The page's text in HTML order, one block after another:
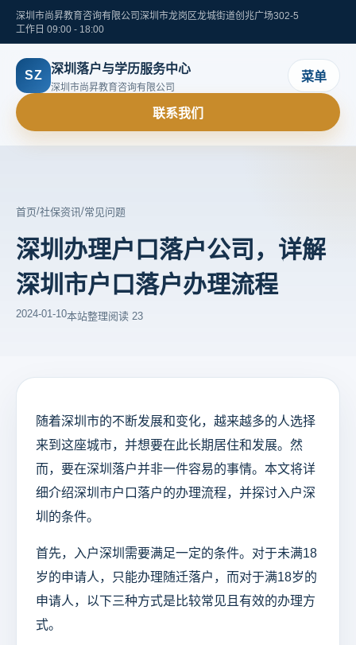
深圳市尚昇教育咨询有限公司 深圳市龙岗区龙城街道创兆广场302-5
工作日 09:00 - 18:00
SZ 深圳落户与学历服务中心
深圳市尚昇教育咨询有限公司
菜单
联系我们
首页/社保资讯/常见问题
深圳办理户口落户公司，详解
深圳市户口落户办理流程
2024-01-10本站整理阅读 23
随着深圳市的不断发展和变化，越来越多的人选择
来到这座城市，并想要在此长期居住和发展。然
而，要在深圳落户并非一件容易的事情。本文将详
细介绍深圳市户口落户的办理流程，并探讨入户深
圳的条件。
首先，入户深圳需要满足一定的条件。对于未满18
岁的申请人，只能办理随迁落户，而对于满18岁的
申请人，以下三种方式是比较常见且有效的办理方
式。